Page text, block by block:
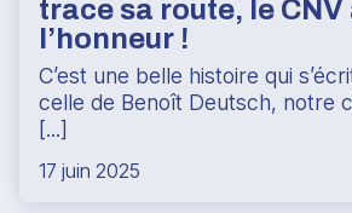
trace sa route, le CNV
l’honneur !
C’est une belle histoire qui
celle de Benoît Deutsch, notre
[...]
17 juin 2025